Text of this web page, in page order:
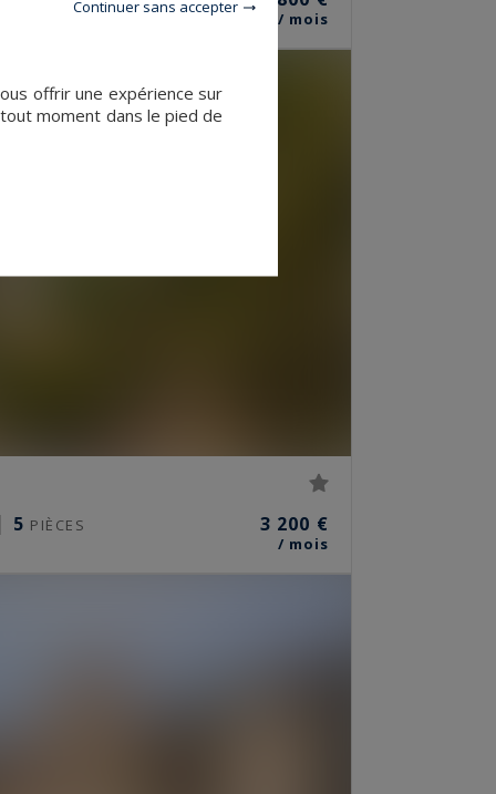
/ mois
5 PIÈCES 3 200 €
/ mois
offrir une expérience sur
moment dans le pied de
Continuer sans accepter